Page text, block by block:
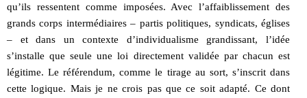
qu’ils ressentent comme imposées. Avec l’affaiblissement des
grands corps intermédiaires – partis politiques, syndicats, églises
– et dans un contexte d’individualisme grandissant, l’idée
s’installe que seule une loi directement validée par chacun est
légitime. Le référendum, comme le tirage au sort, s’inscrit dans
cette logique. Mais je ne crois pas que ce soit adapté. Ce dont